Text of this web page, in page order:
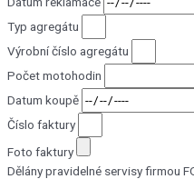
Typ agregátu
Výrobní číslo agregátu
Počet motohodin
Datum koupě
Číslo faktury
Foto faktury
Dělány pravidelné servisy firmou